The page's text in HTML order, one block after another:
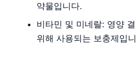
약물입니다.
비타민 및 미네랄: 영양
위해 사용되는 보충제입